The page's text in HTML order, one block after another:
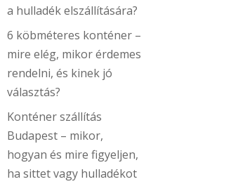
a hulladék elszállítására?
6 köbméteres konténer –
mire elég, mikor érdemes
rendelni, és kinek jó
választás?
Konténer szállítás
Budapest – mikor,
hogyan és mire figyeljen,
ha sittet vagy hulladékot